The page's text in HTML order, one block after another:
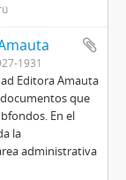
1931
Editora Amauta
que
En el
la
administrativa